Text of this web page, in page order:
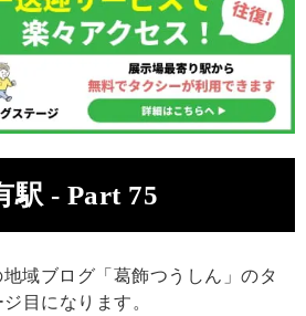
駅 - Part 75
域ブログ「葛飾つうしん」のタ
目になります。